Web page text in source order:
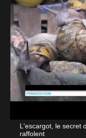
L'escargot, le secret
raffolent